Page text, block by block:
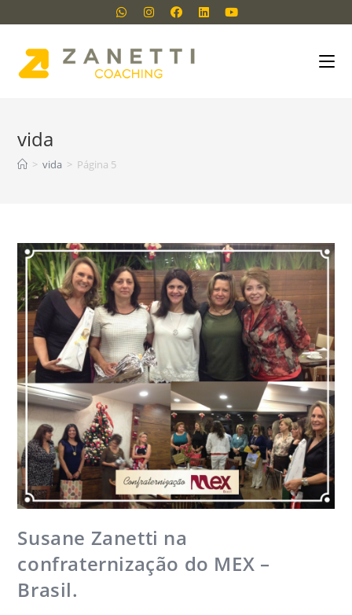
vida
> vida > Página 5
Susane Zanetti na
confraternização do MEX –
Brasil.